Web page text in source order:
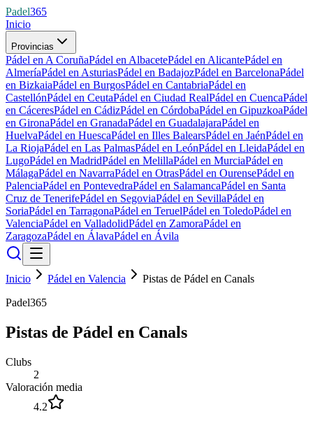
Padel365
Inicio
Provincias
Pádel en A CoruñaPádel en AlbacetePádel en AlicantePádel en
AlmeríaPádel en AsturiasPádel en BadajozPádel en BarcelonaPádel
en BizkaiaPádel en BurgosPádel en CantabriaPádel en
CastellónPádel en CeutaPádel en Ciudad RealPádel en CuencaPádel
en CáceresPádel en CádizPádel en CórdobaPádel en GipuzkoaPádel
en GironaPádel en GranadaPádel en GuadalajaraPádel en
HuelvaPádel en HuescaPádel en Illes BalearsPádel en JaénPádel en
La RiojaPádel en Las PalmasPádel en LeónPádel en LleidaPádel en
LugoPádel en MadridPádel en MelillaPádel en MurciaPádel en
MálagaPádel en NavarraPádel en OtrasPádel en OurensePádel en
PalenciaPádel en PontevedraPádel en SalamancaPádel en Santa
Cruz de TenerifePádel en SegoviaPádel en SevillaPádel en
SoriaPádel en TarragonaPádel en TeruelPádel en ToledoPádel en
ValenciaPádel en ValladolidPádel en ZamoraPádel en
ZaragozaPádel en ÁlavaPádel en Ávila
Inicio Pádel en Valencia
Pistas de Pádel en Canals
Padel365
Pistas de Pádel en Canals
Clubs
2
Valoración media
4.2